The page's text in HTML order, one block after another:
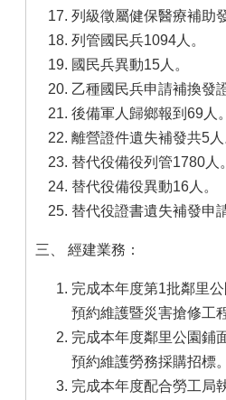
列級徵屬健保醫療補助
列管國民兵1094人。
國民兵異動15人。
乙種國民兵申請補換發
後備軍人歸鄉報到69人。
離營證件遺失補發共5人
替代役備役列管1780人。
替代役備役異動16人。
替代役證書遺失補發申
三、 經建業務：
完成本年度第1批鄰里
預約維護暨災害搶修工
完成本年度鄰里公園鋪
預約維護勞務採購招標。
完成本年度配合勞工局